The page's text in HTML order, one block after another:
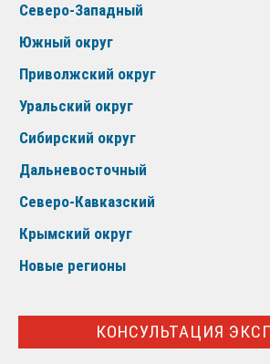
Северо-Западный
Южный округ
Приволжский округ
Уральский округ
Сибирский округ
Дальневосточный
Северо-Кавказский
Крымский округ
Новые регионы
КОНСУЛЬТАЦИЯ